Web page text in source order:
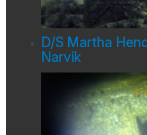
D/S Martha
Narvik